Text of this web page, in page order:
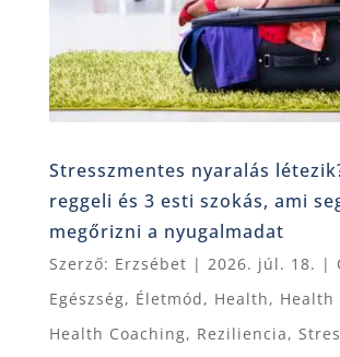
Stresszmentes nyaralás
reggeli és 3 esti szokás, ami
megőrizni a nyugalmadat
Szerző: Erzsébet | 2026. júl. 18. |
Egészség, Életmód, Health, Health
Health Coaching, Reziliencia,